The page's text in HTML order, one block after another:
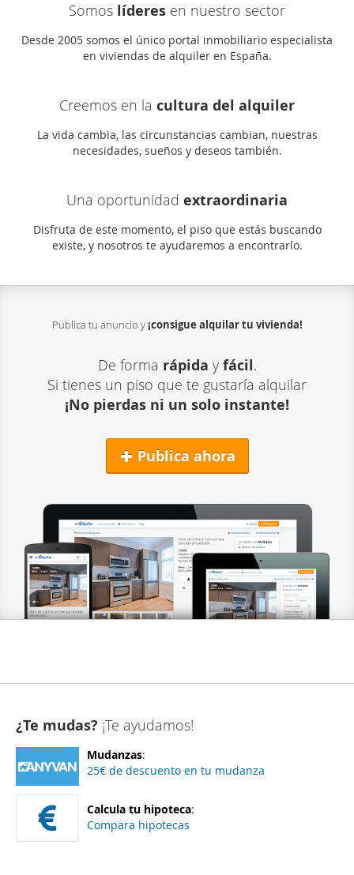
Somos líderes en nuestro sector
Desde 2005 somos el único portal inmobiliario especialista
en viviendas de alquiler en España.
Creemos en la cultura del alquiler
La vida cambia, las circunstancias cambian, nuestras
necesidades, sueños y deseos también.
Una oportunidad extraordinaria
Disfruta de este momento, el piso que estás buscando
existe, y nosotros te ayudaremos a encontrarlo.
Publica tu anuncio y¡consigue alquilartu vivienda!
De forma rápida y fácil.
Si tienes un piso que te gustaría alquilar
¡No pierdas ni un solo instante!
Publica ahora
¿Te mudas? ¡Te ayudamos!
Mudanzas:
25€ de descuento en tu mudanza
Calcula tu hipoteca:
Compara hipotecas